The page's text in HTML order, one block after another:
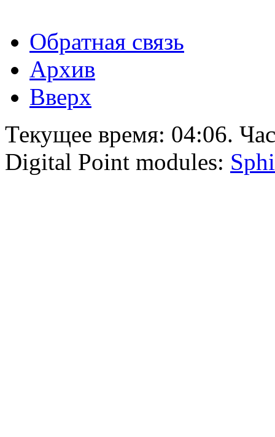
Обратная связь
Архив
Вверх
Текущее время: 04:06.
Digital Point modules: